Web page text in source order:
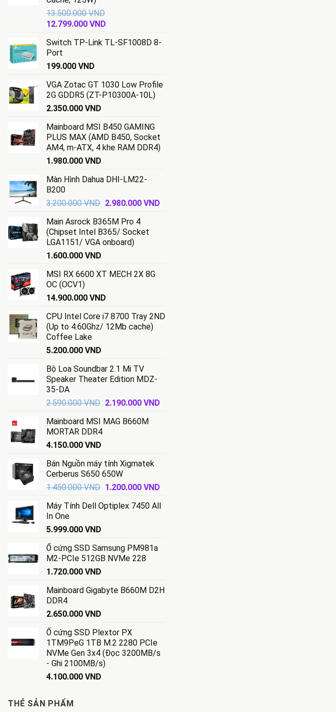
13.500.000VND
Giá
là:
13.500.000 VND.
12.799.000 VND
tại
Switch TP-Link TL-SF1008D 8-
Port
199.000 VND
VGA Zotac GT 1030 Low Profile
2G GDDR5 (ZT-P10300A-10L)
2.350.000 VND
Mainboard MSI B450 GAMING
PLUS MAX (AMD B450, Socket
AM4, m-ATX, 4 khe RAM DDR4)
1.980.000 VND
Màn Hình Dahua DHI-LM22-
B200
3.200.000VND Giá
là:
3.200.000 VND.
2.980.000 VNDGiá
Main Asrock B365M Pro 4
(Chipset Intel B365/ Socket
LGA1151/ VGA onboard)
1.600.000 VND
MSI RX 6600 XT MECH 2X 8G
OC (OCV1)
14.900.000 VND
CPU Intel Core i7 8700 Tray 2ND
(Up to 4.60Ghz/ 12Mb cache)
Coffee Lake
5.200.000 VND
Bộ Loa Soundbar 2.1 Mi TV
Speaker Theater Edition MDZ-
35-DA
2.590.000VND Giá
là:
2.190.000 VNDGiá
Mainboard MSI MAG B660M
MORTAR DDR4
4.150.000 VND
Bán Nguồn máy tính Xigmatek
Cerberus S650 650W
1.450.000VND Giá
là:
1.200.000 VNDGiá
tại
Máy Tính Dell Optiplex 7450 All
In One
5.999.000 VND
Ổ cứng SSD Samsung PM981a
M2-PCIe 512GB NVMe 228
1.720.000 VND
Mainboard Gigabyte B660M D2H
DDR4
2.650.000 VND
Ổ cứng SSD Plextor PX
1TM9PeG 1TB M.2 2280 PCIe
NVMe Gen 3x4 (Đọc 3200MB/s
- Ghi 2100MB/s)
4.100.000 VND
THẺ SẢN PHẨM